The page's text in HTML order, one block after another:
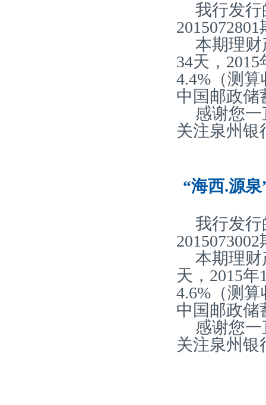
我行发行
本期理财
34天，
4.4%（测
中国邮政储
感谢您
关注泉州银
“海西.源
我行发行
本期理财
天，2015
4.6%（测
中国邮政储
感谢您
关注泉州银